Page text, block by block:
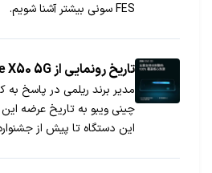
FES سونی بیشتر آشنا شویم.
تاریخ رونمایی از Realme X50 5G اعلام شد
مدیر برند ریلمی در پاسخ به
چینی ویبو به تاریخ عرضه
این دستگاه تا پیش از